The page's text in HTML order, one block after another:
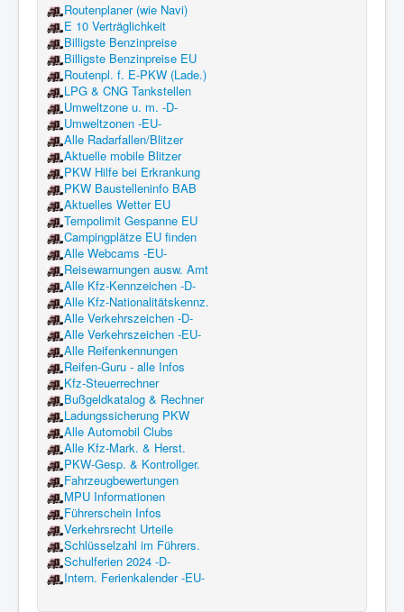
Routenplaner (wie Navi)
E 10 Verträglichkeit
Billigste Benzinpreise
Billigste Benzinpreise EU
Routenpl. f. E-PKW (Lade.)
LPG & CNG Tankstellen
Umweltzone u. m. -D-
Umweltzonen -EU-
Alle Radarfallen/Blitzer
Aktuelle mobile Blitzer
PKW Hilfe bei Erkrankung
PKW Baustelleninfo BAB
Aktuelles Wetter EU
Tempolimit Gespanne EU
Campingplätze EU finden
Alle Webcams -EU-
Reisewarnungen ausw. Amt
Alle Kfz-Kennzeichen -D-
Alle Kfz-Nationalitätskennz.
Alle Verkehrszeichen -D-
Alle Verkehrszeichen -EU-
Alle Reifenkennungen
Reifen-Guru - alle Infos
Kfz-Steuerrechner
Bußgeldkatalog & Rechner
Ladungssicherung PKW
Alle Automobil Clubs
Alle Kfz-Mark. & Herst.
PKW-Gesp. & Kontrollger.
Fahrzeugbewertungen
MPU Informationen
Führerschein Infos
Verkehrsrecht Urteile
Schlüsselzahl im Führers.
Schulferien 2024 -D-
Intern. Ferienkalender -EU-